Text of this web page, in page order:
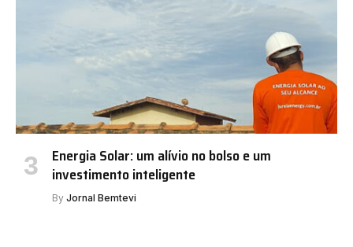
Energia Solar: um alívio no bolso e um
investimento inteligente
By Jornal Bemtevi